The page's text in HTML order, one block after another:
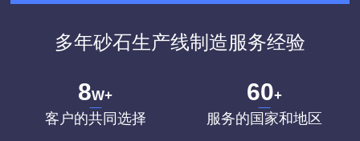
多年砂石生产线制造服务经验
8W+
客户的共同选择
60+
服务的国家和地区